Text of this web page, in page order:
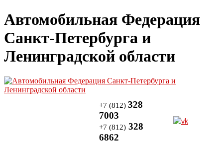
Автомобильная Федерация
Санкт-Петербурга и
Ленинградской области
+7 (812) 328
7003
+7 (812) 328
6862